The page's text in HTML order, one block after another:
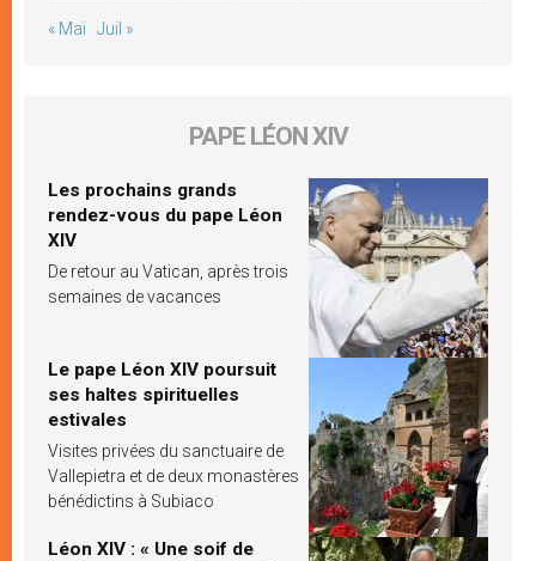
« Mai Juil »
PAPE LÉON XIV
Les prochains grands
rendez-vous du pape Léon
XIV
De retour au Vatican, après trois
semaines de vacances
Le pape Léon XIV poursuit
ses haltes spirituelles
estivales
Visites privées du sanctuaire de
Vallepietra et de deux monastères
bénédictins à Subiaco
Léon XIV : « Une soif de